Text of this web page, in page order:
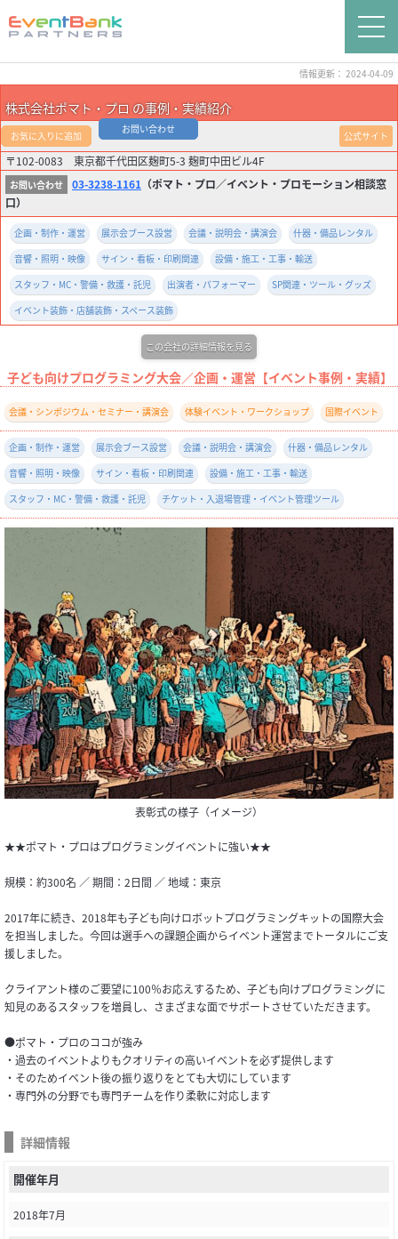
情報更新： 2024-04-09
株式会社ポマト・プロ の事例・実績紹介
お気に入りに追加
〒102-0083 東京都千代田区麹町5-3 麹町中田ビル4F
03-3238-1161 （ポマト・プロ／イベント・プロモーション相談窓
口）
公式サイト
お問い合わせ
企画・制作・運営 展示会ブース設営 会議・説明会・講演会
什器・備品レンタル
音響・照明・映像
サイン・看板・印刷関連
設備・施工・工事・輸送
スタッフ・MC・警備・救護・託児
出演者・パフォーマー
SP関連・ツール・グッズ
イベント装飾・店舗装飾・スペース装飾
この会社の詳細情報を見る
子ども向けプログラミング大会／企画・運営【イベント事例・実績】
会議・シンポジウム・セミナー・講演会 体験イベント・ワークショップ 国際イベント
企画・制作・運営 展示会ブース設営 会議・説明会・講演会
什器・備品レンタル
音響・照明・映像
サイン・看板・印刷関連
設備・施工・工事・輸送
スタッフ・MC・警備・救護・託児
チケット・入退場管理・イベント管理ツール
表彰式の様子（イメージ）
★★ポマト・プロはプログラミングイベントに強い★★
規模：約300名 ／ 期間：2日間 ／ 地域：東京
2017年に続き、2018年も子ども向けロボットプログラミングキットの国際大会
を担当しました。今回は選手への課題企画からイベント運営までトータルにご支
援しました。
クライアント様のご要望に100％お応えするため、子ども向けプログラミングに
知見のあるスタッフを増員し、さまざまな面でサポートさせていただきます。
●ポマト・プロのココが強み
・過去のイベントよりもクオリティの高いイベントを必ず提供します
・そのためイベント後の振り返りをとても大切にしています
・専門外の分野でも専門チームを作り柔軟に対応します
詳細情報
開催年月
2018年7月